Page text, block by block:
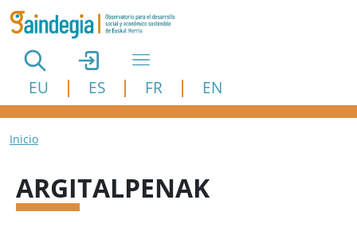
Pasar al contenido principal
EU ES FR EN
Ruta de navegación
Inicio
ARGITALPENAK